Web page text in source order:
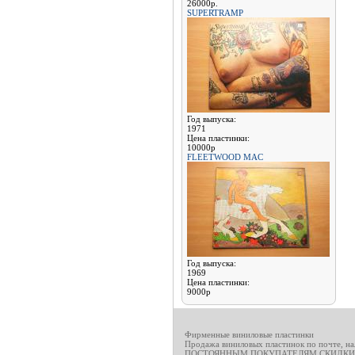
26000р.
SUPERTRAMP
Год выпуска:
1971
Цена пластинки:
10000р
FLEETWOOD MAC
Год выпуска:
1969
Цена пластинки:
9000р
Фирменные виниловые пластинки
Продажа виниловых пластинок по почте,